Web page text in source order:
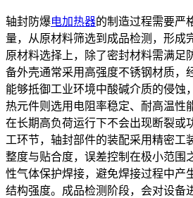
轴封防爆电加热器的制造过程需要严
量，从原材料筛选到成品检测，形成
原材料选择上，除了密封材料需满足
备外壳通常采用高强度不锈钢材质，
能够抵御工业环境中酸碱介质的侵蚀
热元件则选用电阻率稳定、耐高温性
在长期高负荷运行下不会出现断裂或
工环节，轴封部件的装配采用精密工
整度与贴合度，误差控制在极小范围
性气体保护焊接，避免焊接过程中产
结构强度。成品检测阶段，会对设备